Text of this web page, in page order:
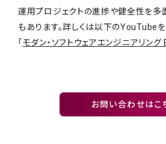
運用プロジェクトの進捗や健全性を多
もあります。詳しくは以下のYouTubeを
「 モダン・ソフトウェアエンジニアリン
お問い合わせはこ